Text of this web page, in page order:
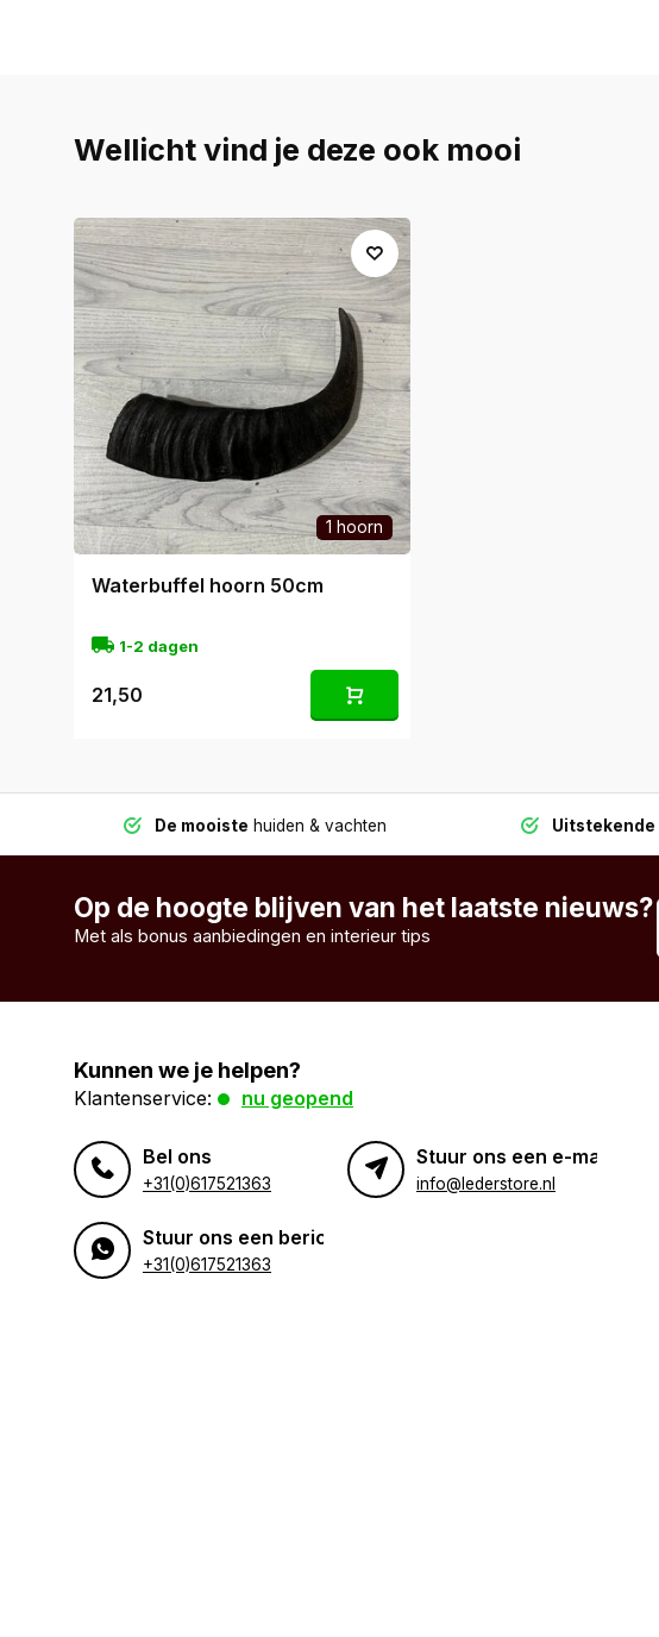
Wellicht vind je deze ook mooi
1 hoorn
Waterbuffel hoorn 50cm
1-2 dagen
21,50
De mooiste huiden & vachten Uitstekende
Op de hoogte blijven van het laatste nieuws?
Met als bonus aanbiedingen en interieur tips
Kunnen we je helpen?
Klantenservice: nu geopend
Bel ons
+31(0)617521363
Stuur ons een e-mail
info@lederstore.nl
Stuur ons een bericht
+31(0)617521363